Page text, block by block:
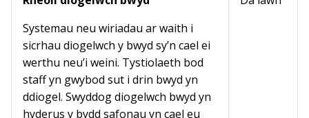
Systemau neu wiriadau ar waith i
sicrhau diogelwch y bwyd sy’n cael ei
werthu neu’i weini. Tystiolaeth bod
staff yn gwybod sut i drin bwyd yn
ddiogel. Swyddog diogelwch bwyd yn
hyderus y bydd safonau yn cael eu